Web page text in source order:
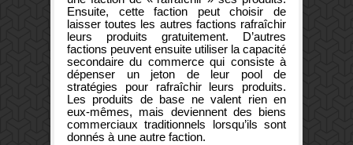
Ensuite, cette faction peut choisir de
laisser toutes les autres factions rafraîchir
leurs produits gratuitement. D’autres
factions peuvent ensuite utiliser la capacité
secondaire du commerce qui consiste à
dépenser un jeton de leur pool de
stratégies pour rafraîchir leurs produits.
Les produits de base ne valent rien en
eux-mêmes, mais deviennent des biens
commerciaux traditionnels lorsqu’ils sont
donnés à une autre faction.